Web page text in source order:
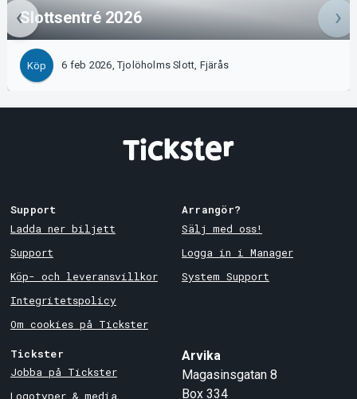
Slottsentré 2026
Köp 6 feb 2026, Tjolöholms Slott, Fjärås
Support
Ladda ner biljett
Support
Köp- och leveransvillkor
Integritetspolicy
Om cookies på Tickster
Arrangör?
Sälj med oss!
Logga in i Manager
System Support
Tickster
Jobba på Tickster
Logotyper & media
Arvika
Magasinsgatan 8
Box 334